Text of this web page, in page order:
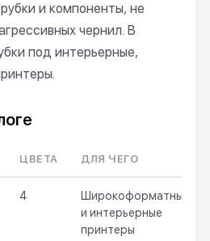
и компоненты, не
чернил. В
под интерьерные,
ЦВЕТА ДЛЯ ЧЕГО
4
Широкоформатные
и интерьерные
принтеры